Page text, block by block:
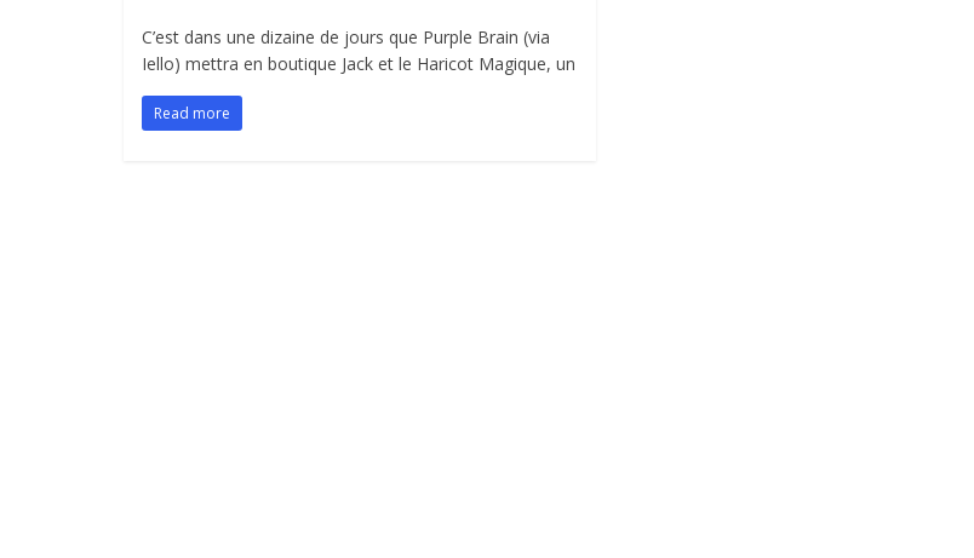
C’est dans une dizaine de jours que Purple Brain (via
Iello) mettra en boutique Jack et le Haricot Magique, un
Read more